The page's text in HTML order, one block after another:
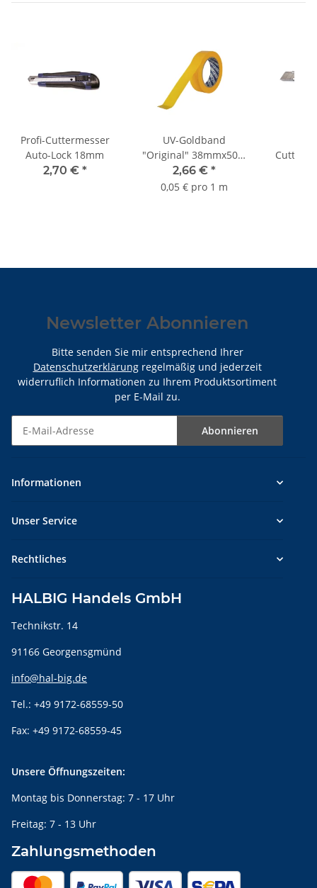
Profi-Cuttermesser
Auto-Lock 18mm
2,70 € *
UV-Goldband
"Original" 38mmx50m
bis 3 Monate Sorte
K055
2,66 € *
0,05 € pro 1 m
Newsletter Abonnieren
Bitte senden Sie mir entsprechend Ihrer
Datenschutzerklärungregelmäßig und jederzeit
widerruflich Informationen zu Ihrem Produktsortiment
per E-Mail zu.
Abonnieren
Informationen
Unser Service
Rechtliches
HALBIG Handels GmbH
Technikstr. 14
91166 Georgensgmünd
info@hal-big.de
Tel.: +49 9172-68559-50
Fax: +49 9172-68559-45
Unsere Öffnungszeiten:
Montag bis Donnerstag: 7 - 17 Uhr
Freitag: 7 - 13 Uhr
Zahlungsmethoden